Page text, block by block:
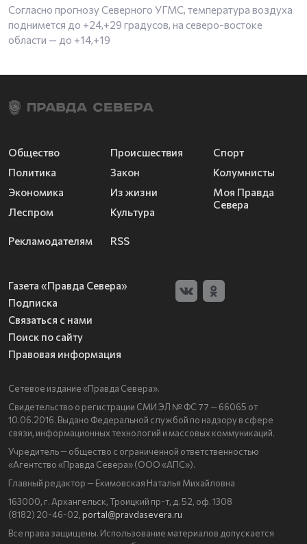
Согласно прогнозу Северного УГМС, температура воздуха
поднимется до +24,+29 градусов, на северо-востоке
области — до +14,+19
Общество
Политика
Экономика
Леспром
Происшествия
Закон
Из жизни
Культура
Спорт
Колумнисты
Моя Правда
Севера
Рекламодателям RSS
Газета «Правда Севера»
Подписка
Связаться с нами
Поиск по сайту
Правовая информация
Сетевое издание «Правда Севера».
Свидетельство о регистрации СМИ ЭЛ № ФС 77 — 66065 от
10.06.2016. Выдано Федеральной службой по надзору в сфере
связи, информационных технологий и массовых коммуникаций.
Учредитель — общество с ограниченной ответственностью
«Агентство «Правда Севера» (ООО «АПС»).
Главный редактор — Екимовская Наталья Михайловна
163000, г. Архангельск, Троицкий пр-т, д. 52, оф. 1308
(8182) 20-46-02, portal@pravdasevera.ru
Все права защищены. Использование материалов допускается